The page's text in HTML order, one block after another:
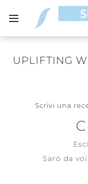
UPLIFTING
Scrivi una
Sarò da